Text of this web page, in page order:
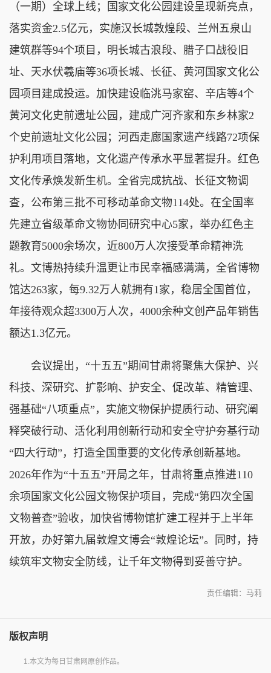
（一期）全球上线；国家文化公园建设呈现新亮点，
落实资金2.5亿元，实施汉长城敦煌段、兰州五泉山
建筑群等94个项目，明长城古浪段、腊子口战役旧
址、天水伏羲庙等36项长城、长征、黄河国家文化公
园项目建成投运。加快建设临洮马家窑、辛店等4个
黄河文化史前遗址公园，建成广河齐家和东乡林家2
个史前遗址文化公园；河西走廊国家遗产线路72项保
护利用项目落地，文化遗产传承水平显著提升。红色
文化传承焕发新生机。全省完成抗战、长征文物调
查，公布第三批不可移动革命文物114处。在全国率
先建立省级革命文物协同研究中心5家，举办红色主
题教育5000余场次，近800万人次接受革命精神洗
礼。文博热持续升温更让市民幸福感满满，全省博物
馆达263家，每9.32万人就拥有1家，稳居全国首位，
年接待观众超3300万人次，4000余种文创产品年销售
额达1.3亿元。
会议提出，“十五五”期间甘肃将聚焦大保护、兴
科技、深研究、扩影响、护安全、促改革、精管理、
强基础“八项重点”，实施文物保护提质行动、研究阐
释突破行动、活化利用创新行动和安全守护夯基行动
“四大行动”，打造全国重要的文化传承创新基地。
2026年作为“十五五”开局之年，甘肃将重点推进110
余项国家文化公园文物保护项目，完成“第四次全国
文物普查”验收，加快省博物馆扩建工程并于上半年
开放，办好第九届敦煌文博会“敦煌论坛”。同时，持
续筑牢文物安全防线，让千年文物得到妥善守护。
责任编辑：马莉
版权声明
1.本文为每日甘肃网原创作品。